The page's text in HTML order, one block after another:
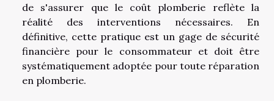
de s'assurer que le coût plomberie reflète la
réalité des interventions nécessaires. En
définitive, cette pratique est un gage de sécurité
financière pour le consommateur et doit être
systématiquement adoptée pour toute réparation
en plomberie.